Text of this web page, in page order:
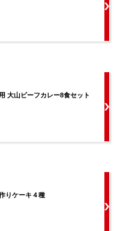
大山ビーフカレー8食セット
りケーキ４種